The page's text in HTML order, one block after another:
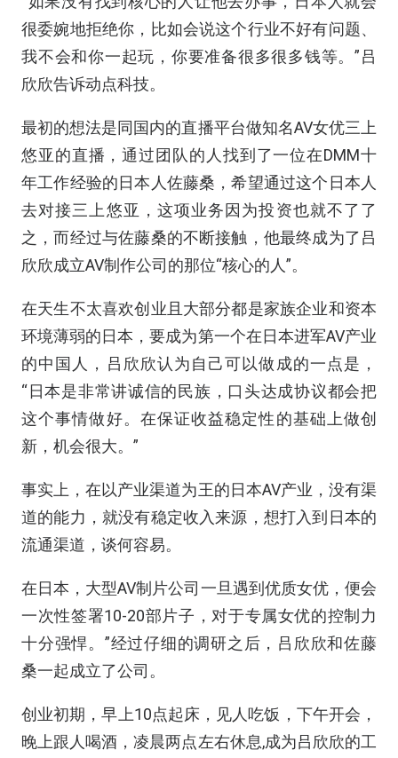
很委婉地拒绝你，比如会说这个行业不好有问题、
我不会和你一起玩，你要准备很多很多钱等。”吕
欣欣告诉动点科技。
最初的想法是同国内的直播平台做知名AV女优三上
悠亚的直播，通过团队的人找到了一位在DMM十
年工作经验的日本人佐藤桑，希望通过这个日本人
去对接三上悠亚，这项业务因为投资也就不了了
之，而经过与佐藤桑的不断接触，他最终成为了吕
欣欣成立AV制作公司的那位“核心的人”。
在天生不太喜欢创业且大部分都是家族企业和资本
环境薄弱的日本，要成为第一个在日本进军AV产业
的中国人，吕欣欣认为自己可以做成的一点是，
“日本是非常讲诚信的民族，口头达成协议都会把
这个事情做好。在保证收益稳定性的基础上做创
新，机会很大。”
事实上，在以产业渠道为王的日本AV产业，没有渠
道的能力，就没有稳定收入来源，想打入到日本的
流通渠道，谈何容易。
在日本，大型AV制片公司一旦遇到优质女优，便会
一次性签署10-20部片子，对于专属女优的控制力
十分强悍。”经过仔细的调研之后，吕欣欣和佐藤
桑一起成立了公司。
创业初期，早上10点起床，见人吃饭，下午开会，
晚上跟人喝酒，凌晨两点左右休息,成为吕欣欣的工